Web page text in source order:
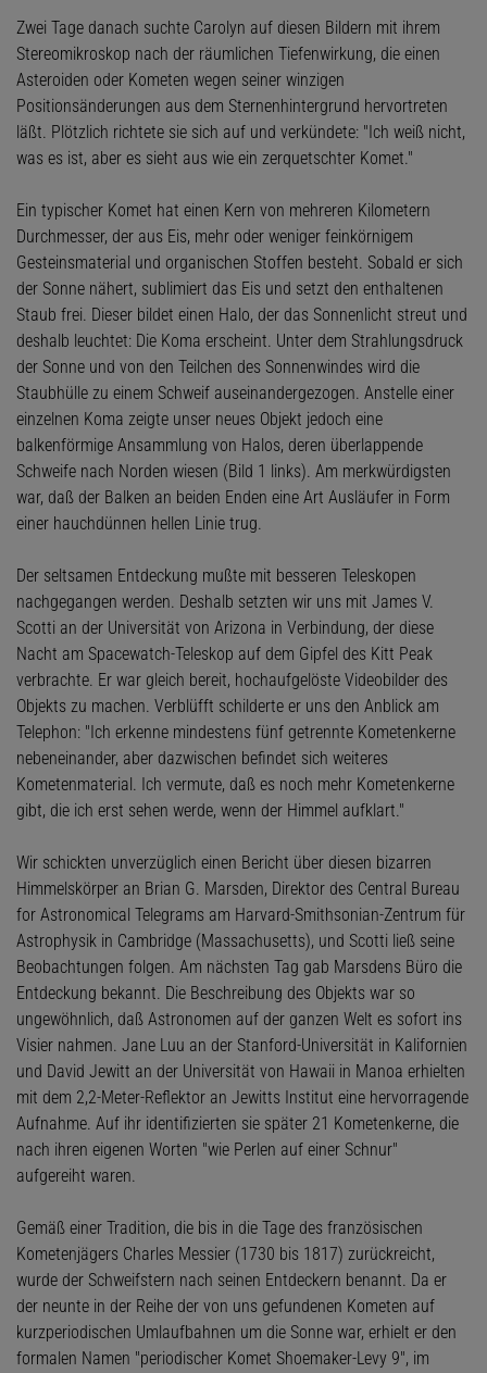
Zwei Tage danach suchte Carolyn auf diesen Bildern mit ihrem
Stereomikroskop nach der räumlichen Tiefenwirkung, die einen
Asteroiden oder Kometen wegen seiner winzigen
Positionsänderungen aus dem Sternenhintergrund hervortreten
läßt. Plötzlich richtete sie sich auf und verkündete: "Ich weiß nicht,
was es ist, aber es sieht aus wie ein zerquetschter Komet."
Ein typischer Komet hat einen Kern von mehreren Kilometern
Durchmesser, der aus Eis, mehr oder weniger feinkörnigem
Gesteinsmaterial und organischen Stoffen besteht. Sobald er sich
der Sonne nähert, sublimiert das Eis und setzt den enthaltenen
Staub frei. Dieser bildet einen Halo, der das Sonnenlicht streut und
deshalb leuchtet: Die Koma erscheint. Unter dem Strahlungsdruck
der Sonne und von den Teilchen des Sonnenwindes wird die
Staubhülle zu einem Schweif auseinandergezogen. Anstelle einer
einzelnen Koma zeigte unser neues Objekt jedoch eine
balkenförmige Ansammlung von Halos, deren überlappende
Schweife nach Norden wiesen (Bild 1 links). Am merkwürdigsten
war, daß der Balken an beiden Enden eine Art Ausläufer in Form
einer hauchdünnen hellen Linie trug.
Der seltsamen Entdeckung mußte mit besseren Teleskopen
nachgegangen werden. Deshalb setzten wir uns mit James V.
Scotti an der Universität von Arizona in Verbindung, der diese
Nacht am Spacewatch-Teleskop auf dem Gipfel des Kitt Peak
verbrachte. Er war gleich bereit, hochaufgelöste Videobilder des
Objekts zu machen. Verblüfft schilderte er uns den Anblick am
Telephon: "Ich erkenne mindestens fünf getrennte Kometenkerne
nebeneinander, aber dazwischen befindet sich weiteres
Kometenmaterial. Ich vermute, daß es noch mehr Kometenkerne
gibt, die ich erst sehen werde, wenn der Himmel aufklart."
Wir schickten unverzüglich einen Bericht über diesen bizarren
Himmelskörper an Brian G. Marsden, Direktor des Central Bureau
for Astronomical Telegrams am Harvard-Smithsonian-Zentrum für
Astrophysik in Cambridge (Massachusetts), und Scotti ließ seine
Beobachtungen folgen. Am nächsten Tag gab Marsdens Büro die
Entdeckung bekannt. Die Beschreibung des Objekts war so
ungewöhnlich, daß Astronomen auf der ganzen Welt es sofort ins
Visier nahmen. Jane Luu an der Stanford-Universität in Kalifornien
und David Jewitt an der Universität von Hawaii in Manoa erhielten
mit dem 2,2-Meter-Reflektor an Jewitts Institut eine hervorragende
Aufnahme. Auf ihr identifizierten sie später 21 Kometenkerne, die
nach ihren eigenen Worten "wie Perlen auf einer Schnur"
aufgereiht waren.
Gemäß einer Tradition, die bis in die Tage des französischen
Kometenjägers Charles Messier (1730 bis 1817) zurückreicht,
wurde der Schweifstern nach seinen Entdeckern benannt. Da er
der neunte in der Reihe der von uns gefundenen Kometen auf
kurzperiodischen Umlaufbahnen um die Sonne war, erhielt er den
formalen Namen "periodischer Komet Shoemaker-Levy 9", im